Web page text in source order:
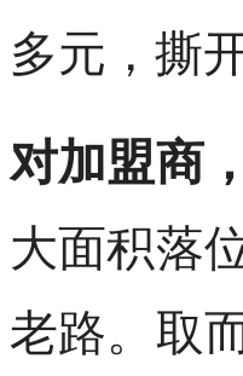
多元，撕
对加盟商
大面积落
老路。取